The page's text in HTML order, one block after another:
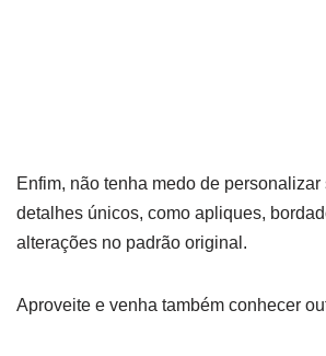
Enfim, não tenha medo de
detalhes únicos, como apliques,
alterações no padrão original.
Aproveite e venha também conhecer